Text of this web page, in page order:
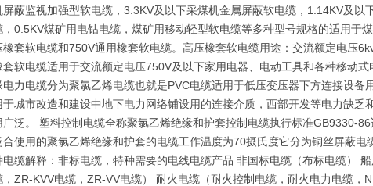
屏蔽监视加强型软电缆，3.3KV及以下采煤机金属屏蔽软电缆，1.14KV及
，0.5KV煤矿用电钻电缆，煤矿用移动轻型软电缆等多种型号规格的适用于
橡套软电缆和750V通用橡套软电缆。高压橡套软电缆用途：交流额定电压
套软电缆适用于交流额定电压750V及以下家用电器、电动工具和各种移动
电力电缆分为聚氯乙烯电缆也就是PVC电缆适用于低压变压器下方连接设
于城市改造和建设中地下电力网络铺设用的连接介质，西部开发等电力缺
广泛。 塑料控制电缆全称聚氯乙烯绝缘和护套控制电缆执行标准GB9330-
合使用的聚氯乙烯绝缘和护套的电缆工作温度为70摄氏度它分为铜丝屏蔽
电缆解释：非标电缆，特种需要的电线电缆产品 非国标电缆（布标电缆）
，ZR-KVV电缆，ZR-VV电缆） 耐火电缆（耐火控制电缆，耐火电力电缆，